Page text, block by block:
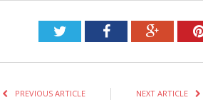
TwitterFacebook
PREVIOUS ARTICLE NEXT ARTICLE